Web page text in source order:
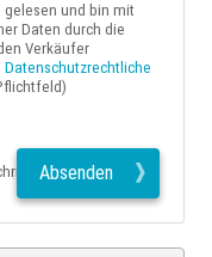
gelesen und bin mit
Daten durch die
Verkäufer
Datenschutzrechtliche
Absenden